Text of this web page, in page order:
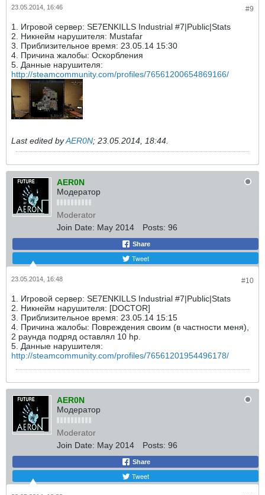
#9
23.05.2014, 16:46
1. Игровой сервер: SE7ENKILLS Industrial #7|Public|Stats
2. Никнейм нарушителя: Mustafar
3. Приблизительное время: 23.05.14 15:30
4. Причина жалобы: Оскорбления
5. Данные нарушителя:
http://steamcommunity.com/profiles/76561200654869166/
Last edited byAER0N; 23.05.2014, 18:44
AER0N
Модератор
Moderator
Join Date: May 2014 Posts: 96
Share
Tweet
#10
23.05.2014, 16:48
1. Игровой сервер: SE7ENKILLS Industrial #7|Public|Stats
2. Никнейм нарушителя: [DOCTOR]
3. Приблизительное время: 23.05.14 15:15
4. Причина жалобы: Повреждения своим (в частности меня),
2 раунда подряд оставлял 10 hp.
5. Данные нарушителя:
http://steamcommunity.com/profiles/76561201954496178/
AER0N
Модератор
Moderator
Join Date: May 2014 Posts: 96
Share
Tweet